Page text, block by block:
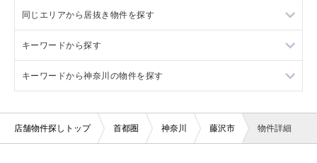
ント一覧
藤沢市のサロンを出店可能な店舗物件・貸店舗・テナント一覧
舗・テナント一覧
藤沢市の物販・小売を出店可能な店舗物件・貸店舗・テナント
藤沢駅のバー・クラブを出店可能な店舗物件・貸店舗・テナン
ント一覧
藤沢駅の医療・歯科・クリニックを出店可能な店舗物件・貸店
舗・テナント一覧
石上駅の軽飲食を出店可能な店舗物件・貸店舗・テナント一覧
石上駅のバー・クラブを出店可能な店舗物件・貸店舗・テナン
石上駅のサロンを出店可能な店舗物件・貸店舗・テナント一覧
藤沢市の1階の店舗物件・貸店舗・テナント一覧
藤沢駅の1階の店舗物件・貸店舗・テナント一覧
石上駅の1階の店舗物件・貸店舗・テナント一覧
同じエリアから居抜き物件を探す
藤沢駅の居抜き店舗物件・貸店舗・テナント一覧
石上駅の居抜き店舗物件・貸店舗・テナント一覧
キーワードから探す
エレベーターの店舗物件・貸店舗・テナント一覧
駐輪場の店舗物件・貸店舗・テナント一覧
キーワードから神奈川の物件を探す
神奈川のガラス張りの店舗物件・貸店舗・テナント一覧
店舗物件探しトップ 首都圏 神奈川 藤沢市 物件詳細